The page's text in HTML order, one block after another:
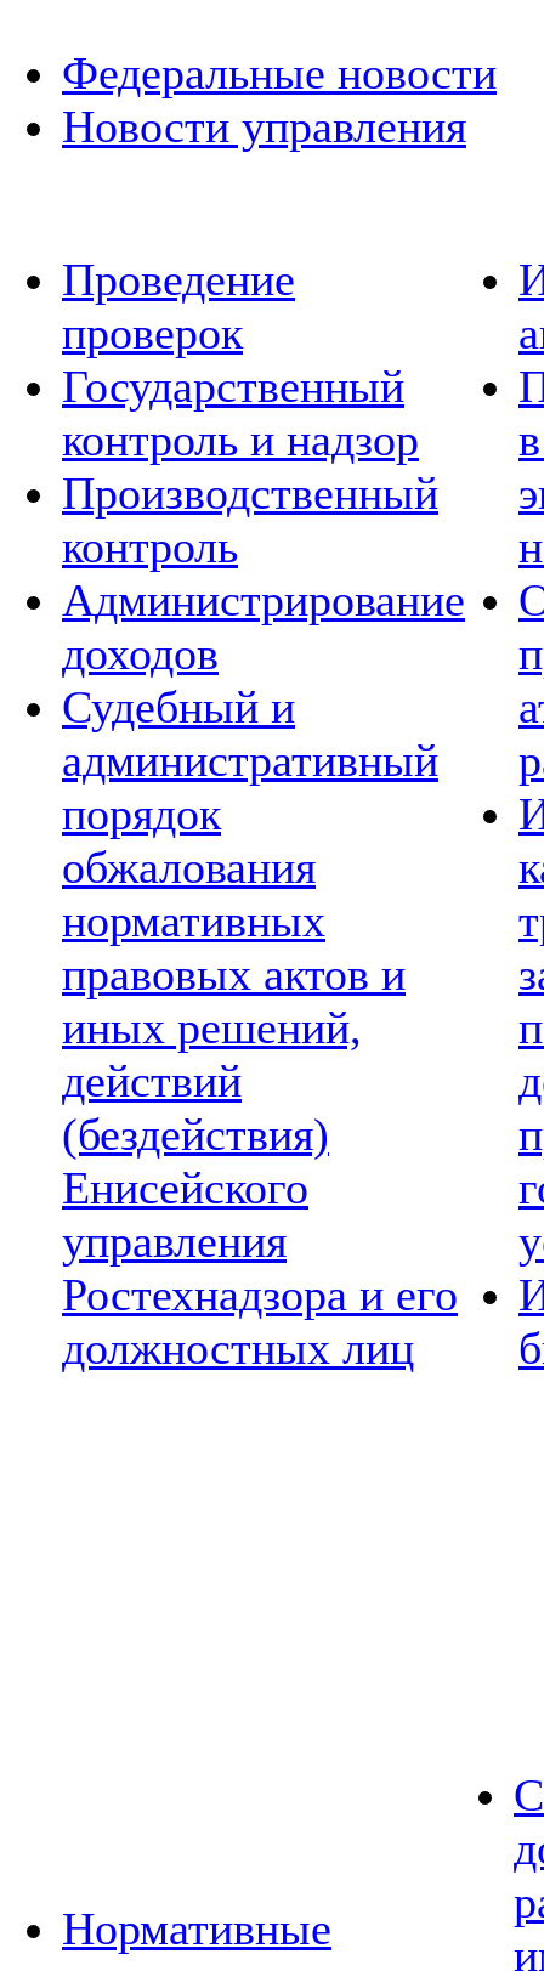
Федеральные новости
Новости управления
Проведение
проверок
Государственный
контроль и надзор
Производственный
контроль
Администрирование
доходов
Судебный и
административный
порядок
обжалования
нормативных
правовых актов и
иных решений,
действий
(бездействия)
Енисейского
управления
Ростехнадзора и его
должностных лиц
Нормативные